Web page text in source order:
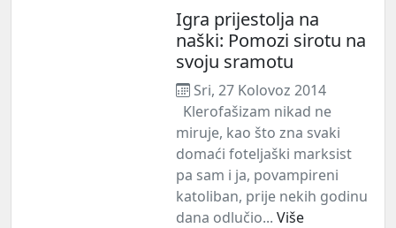
Igra prijestolja na
naški: Pomozi sirotu na
svoju sramotu
Sri, 27 Kolovoz 2014
Klerofašizam nikad ne
miruje, kao što zna svaki
domaći foteljaški marksist
pa sam i ja, povampireni
katoliban, prije nekih godinu
dana odlučio... Više